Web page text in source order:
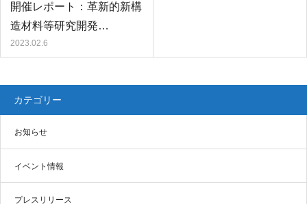
開催レポート：革新的新構
造材料等研究開発…
2023.02.6
カテゴリー
お知らせ
イベント情報
プレスリリース